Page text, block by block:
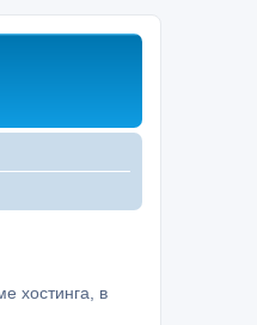
хостинга, в